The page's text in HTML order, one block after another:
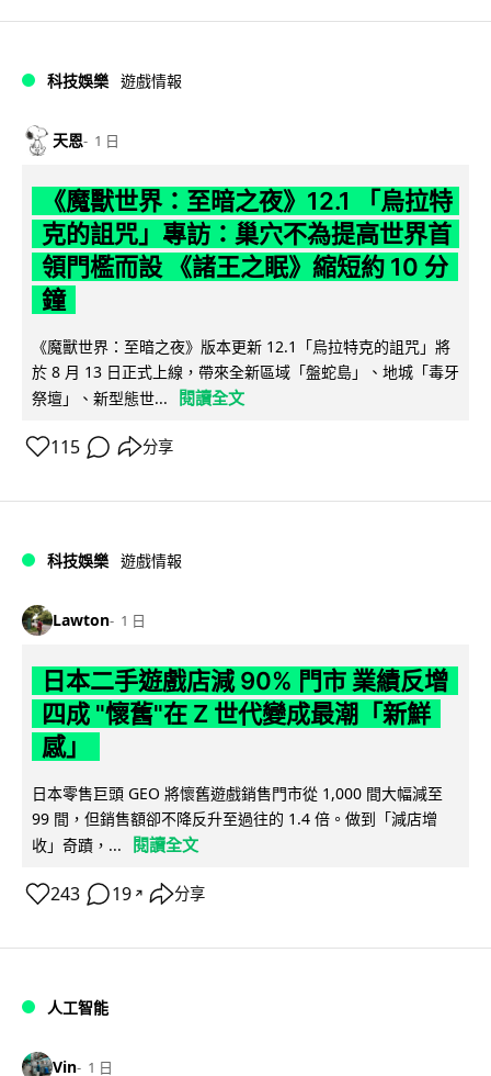
科技娛樂 遊戲情報
天恩 1 日
《魔獸世界：至暗之夜》12.1 「烏拉特
克的詛咒」專訪：巢穴不為提高世界首
領門檻而設 《諸王之眠》縮短約 10 分
鐘
《魔獸世界：至暗之夜》版本更新 12.1「烏拉特克的詛咒」將
於 8 月 13 日正式上線，帶來全新區域「盤蛇島」、地城「毒牙
祭壇」、新型態世...
閱讀全文
115 分享
科技娛樂 遊戲情報
Lawton 1 日
日本二手遊戲店減 90% 門市 業績反增
四成 "懷舊"在 Z 世代變成最潮「新鮮
感」
日本零售巨頭 GEO 將懷舊遊戲銷售門市從 1,000 間大幅減至
99 間，但銷售額卻不降反升至過往的 1.4 倍。做到「減店增
收」奇蹟，...
閱讀全文
243 19 ↗ 分享
人工智能
Vin 1 日